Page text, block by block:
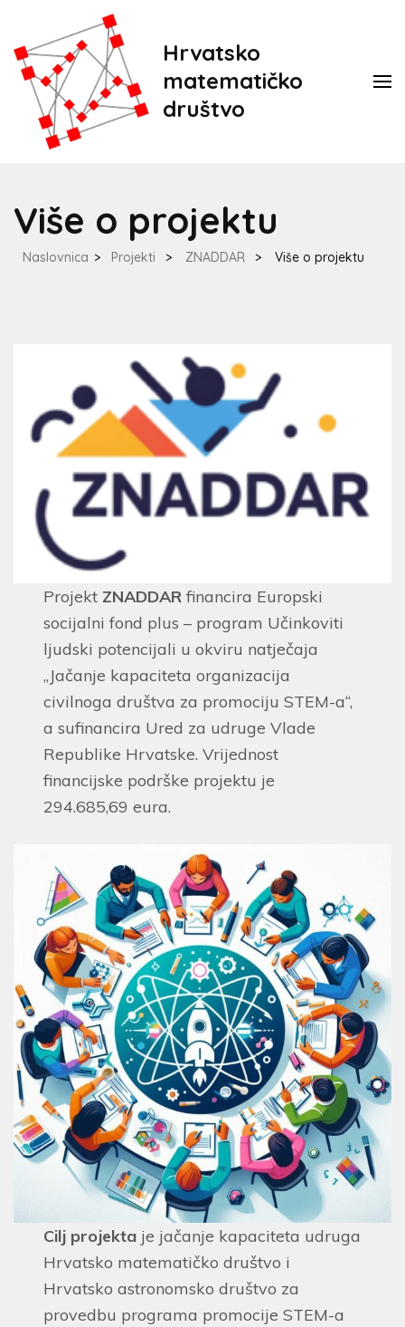
Hrvatsko
matematičko
društvo
Više o projektu
Naslovnica > Projekti > ZNADDAR > Više o projektu
Projekt ZNADDAR financira Europski
socijalni fond plus – program Učinkoviti
ljudski potencijali u okviru natječaja
„Jačanje kapaciteta organizacija
civilnoga društva za promociju STEM-a“,
a sufinancira Ured za udruge Vlade
Republike Hrvatske. Vrijednost
financijske podrške projektu je
294.685,69 eura.
Cilj projekta je jačanje kapaciteta udruga
Hrvatsko matematičko društvo i
Hrvatsko astronomsko društvo za
provedbu programa promocije STEM-a